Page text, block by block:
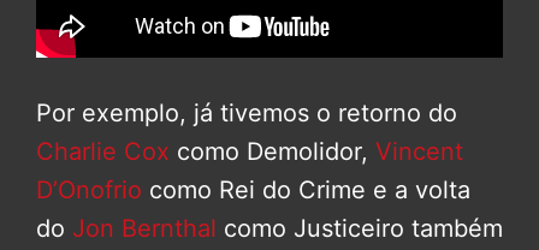
Por exemplo, já tivemos o retorno do
Charlie Cox como Demolidor, Vincent
D’Onofrio como Rei do Crime e a volta
do Jon Bernthal como Justiceiro também